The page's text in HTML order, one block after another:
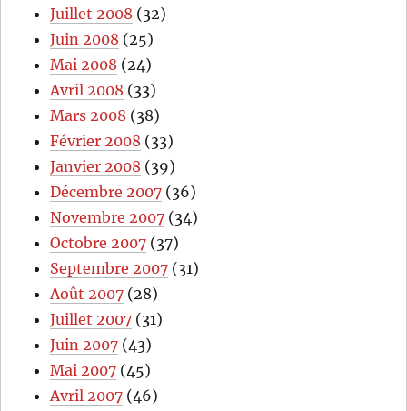
Juillet 2008 (32)
Juin 2008 (25)
Mai 2008 (24)
Avril 2008 (33)
Mars 2008 (38)
Février 2008 (33)
Janvier 2008 (39)
Décembre 2007 (36)
Novembre 2007 (34)
Octobre 2007 (37)
Septembre 2007 (31)
Août 2007 (28)
Juillet 2007 (31)
Juin 2007 (43)
Mai 2007 (45)
Avril 2007 (46)